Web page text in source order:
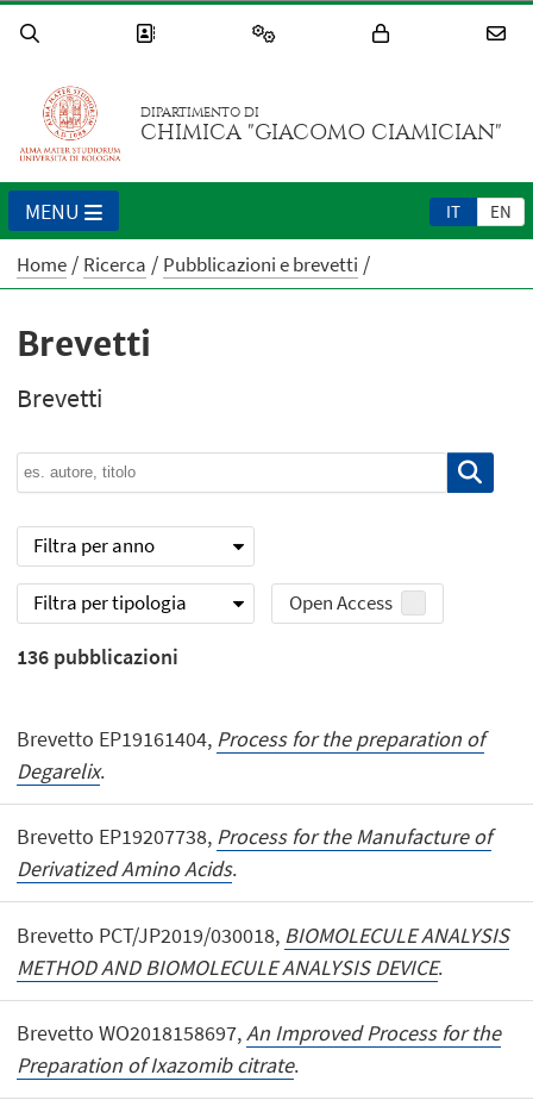
DIPARTIMENTO DI
CHIMICA "GIACOMO CIAMICIAN"
IT EN
MENU
Home Ricerca Pubblicazioni e brevetti
Brevetti
Brevetti
Filtra per anno
Filtra per tipologia Open Access
136 pubblicazioni
Brevetto EP19161404, Process for the preparation of
Degarelix.
Brevetto EP19207738, Process for the Manufacture of
Derivatized Amino Acids.
Brevetto PCT/JP2019/030018, BIOMOLECULE ANALYSIS
METHOD AND BIOMOLECULE ANALYSIS DEVICE.
Brevetto WO2018158697,An Improved Process for the
Preparation of Ixazomib citrate.